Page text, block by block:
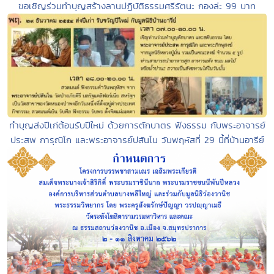
ขอเชิญร่วมทำบุญสร้างลานปฏิบัติธรรมศรีรัตนะ กองล่ะ 99 บาท
ทำบุญส่งปีเก่ต้อนรับปีใหม่ ด้วยการตักบาตร ฟังธรรม กับพระอาจารย์
ประสพ การุณิโก และพระอาจารย์ปสันโน วันพฤหัสที่ 29 นี้ที่บ้านอารีย์